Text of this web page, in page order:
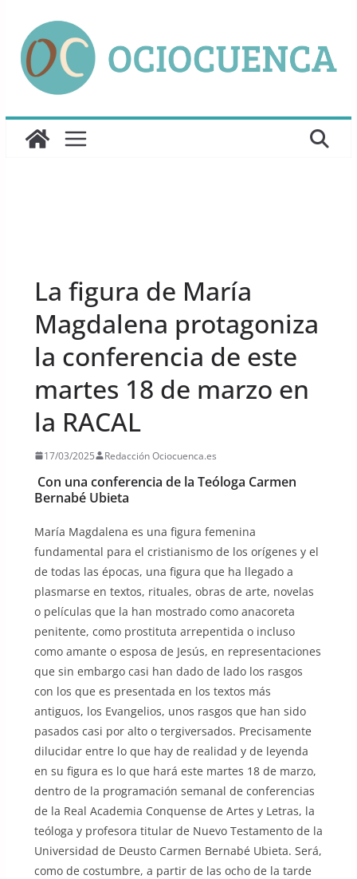
contenido
La figura de María
Magdalena protagoniza
la conferencia de este
martes 18 de marzo en
la RACAL
17/03/2025 Redacción Ociocuenca.es
Con una conferencia de la Teóloga Carmen
Bernabé Ubieta
María Magdalena es una figura femenina
fundamental para el cristianismo de los orígenes y el
de todas las épocas, una figura que ha llegado a
plasmarse en textos, rituales, obras de arte, novelas
o películas que la han mostrado como anacoreta
penitente, como prostituta arrepentida o incluso
como amante o esposa de Jesús, en representaciones
que sin embargo casi han dado de lado los rasgos
con los que es presentada en los textos más
antiguos, los Evangelios, unos rasgos que han sido
pasados casi por alto o tergiversados. Precisamente
dilucidar entre lo que hay de realidad y de leyenda
en su figura es lo que hará este martes 18 de marzo,
dentro de la programación semanal de conferencias
de la Real Academia Conquense de Artes y Letras, la
teóloga y profesora titular de Nuevo Testamento de la
Universidad de Deusto Carmen Bernabé Ubieta. Será,
como de costumbre, a partir de las ocho de la tarde